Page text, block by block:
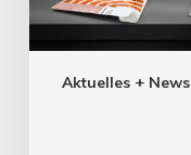
Aktuelles + News